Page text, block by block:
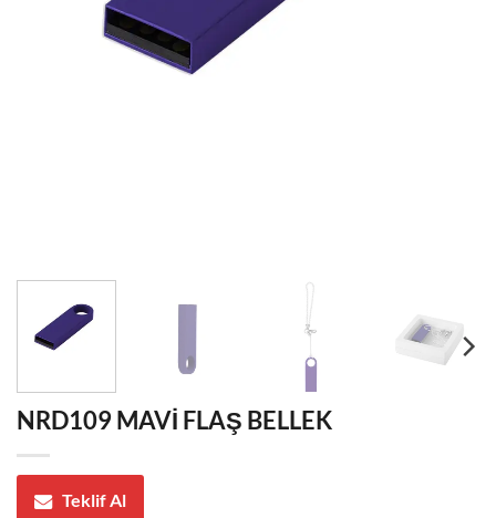
NRD109 MAVİ FLAŞ BELLEK
Teklif Al